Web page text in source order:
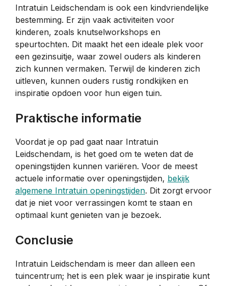
Intratuin Leidschendam is ook een kindvriendelijke
bestemming. Er zijn vaak activiteiten voor
kinderen, zoals knutselworkshops en
speurtochten. Dit maakt het een ideale plek voor
een gezinsuitje, waar zowel ouders als kinderen
zich kunnen vermaken. Terwijl de kinderen zich
uitleven, kunnen ouders rustig rondkijken en
inspiratie opdoen voor hun eigen tuin.
Praktische informatie
Voordat je op pad gaat naar Intratuin
Leidschendam, is het goed om te weten dat de
openingstijden kunnen variëren. Voor de meest
actuele informatie over openingstijden, bekijk
algemene Intratuin openingstijden. Dit zorgt ervoor
dat je niet voor verrassingen komt te staan en
optimaal kunt genieten van je bezoek.
Conclusie
Intratuin Leidschendam is meer dan alleen een
tuincentrum; het is een plek waar je inspiratie kunt